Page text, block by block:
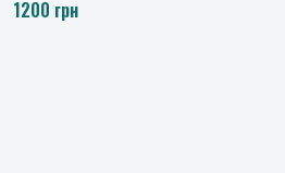
от 1025 до 1965 грн.